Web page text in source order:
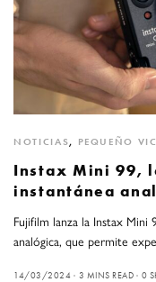
NOTICIAS, PEQUEÑO
Instax Mini 99,
instantánea
Fujifilm lanza la Instax Mini
analógica, que permite
14/03/2024 3 MINS READ 0